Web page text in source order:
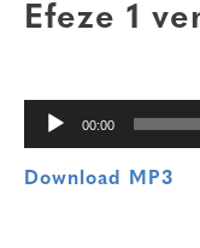
Efeze 1
00:00
Download MP3